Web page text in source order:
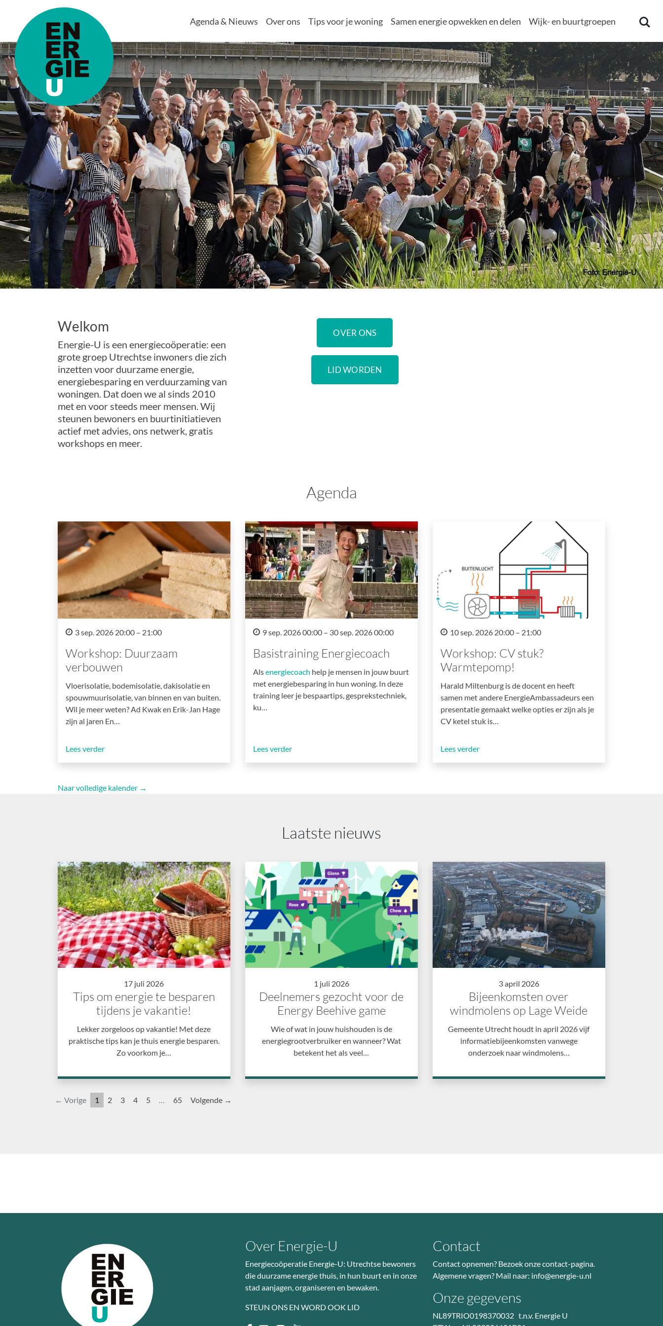
Agenda & Nieuws Over ons Tips voor je woning Samen energie opwekken en delen Wijk- en buurtgroepen
Welkom
Energie-U is een energiecoöperatie: een
grote groep Utrechtse inwoners die zich
inzetten voor duurzame energie,
energiebesparing en verduurzaming van
woningen. Dat doen we al sinds 2010
met en voor steeds meer mensen. Wij
steunen bewoners en buurtinitiatieven
actief met advies, ons netwerk, gratis
workshops en meer.
OVER ONS
LID WORDEN
Agenda
3 sep. 2026 20:00 – 21:00
Workshop: Duurzaam
verbouwen
Vloerisolatie, bodemisolatie, dakisolatie en
spouwmuurisolatie, van binnen en van buiten.
Wil je meer weten? Ad Kwak en Erik-Jan Hage
zijn al jaren En…
Lees verder
9 sep. 2026 00:00 – 30 sep. 2026 00:00
Basistraining Energiecoach
Alsenergiecoach help je mensen in jouw buurt
met energiebesparing in hun woning. In deze
training leer je bespaartips, gesprekstechniek,
ku…
Lees verder
10 sep. 2026 20:00 – 21:00
Workshop: CV stuk?
Warmtepomp!
Harald Miltenburg is de docent en heeft
samen met andere EnergieAmbassadeurs een
presentatie gemaakt welke opties er zijn als je
CV ketel stuk is…
Lees verder
Naar volledige kalender →
Laatste nieuws
17 juli 2026
Tips om energie te besparen
tijdens je vakantie!
Lekker zorgeloos op vakantie! Met deze
praktische tips kan je thuis energie besparen.
Zo voorkom je…
1 juli 2026
Deelnemers gezocht voor de
Energy Beehive game
Wie of wat in jouw huishouden is de
energiegrootverbruiker en wanneer? Wat
betekent het als veel…
3 april 2026
Bijeenkomsten over
windmolens op Lage Weide
Gemeente Utrecht houdt in april 2026 vijf
informatiebijeenkomsten vanwege
onderzoek naar windmolens…
← Vorige 1 2 3 4 5 … 65 Volgende →
Over Energie-U
Energiecoöperatie Energie-U: Utrechtse bewoners
die duurzame energie thuis, in hun buurt en in onze
stad aanjagen, organiseren en bewaken.
STEUN ONS EN WORD OOK LID
Contact
Contact opnemen? Bezoekonze contact-pagina.
Algemene vragen? Mail naar: info@energie-u.nl
Onze gegevens
NL89TRIO0198370032 t.n.v. Energie U